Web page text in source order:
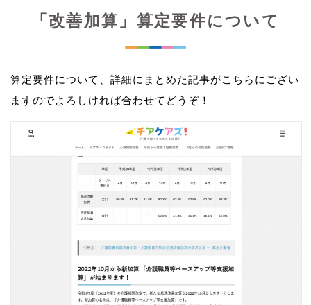
「改善加算」算定要件について
算定要件について、詳細にまとめた記事がこちらにござい
ますのでよろしければ合わせてどうぞ！